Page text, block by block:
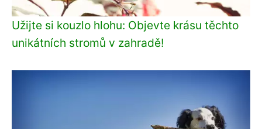
Užijte si kouzlo hlohu: Objevte krásu těchto
unikátních stromů v zahradě!